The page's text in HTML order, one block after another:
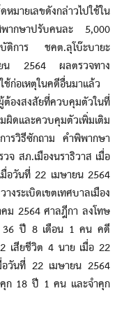
มายเลขดังกล่าวไปใช้ใน
พากษาปรับคนละ 5,000
ติการ ชคต.ลุโบ๊ะบายะ
2564 ผลตรวจทาง
ก่อเหตุในคดีอื่นมาแล้ว
องสงสัยที่ควบคุมตัวในที่
ผิดและควบคุมตัวเพิ่มเติม
ารวิธีซักถาม คำพิพากษา
สภ.เมืองนราธิวาส เมื่อ
อวันที่ 22 เมษายน 2564
เบิดเขตเทศบาลเมือง
ม 2564 ศาลฎีกา ลงโทษ
36 ปี 8 เดือน 1 คน คดี
เสียชีวิต 4 นาย เมื่อ 22
วันที่ 22 เมษายน 2564
ก 18 ปี 1 คน และจำคุก